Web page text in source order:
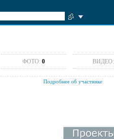
ФОТО: 0 ВИДЕО:
Подробнее об участнике